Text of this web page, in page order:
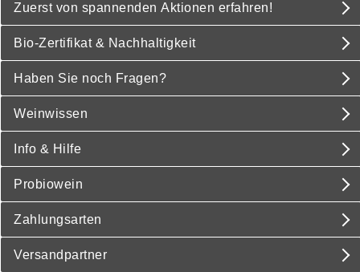
Zuerst von spannenden Aktionen erfahren!
Bio-Zertifikat & Nachhaltigkeit
Haben Sie noch Fragen?
Weinwissen
Info & Hilfe
Probiowein
Zahlungsarten
Versandpartner